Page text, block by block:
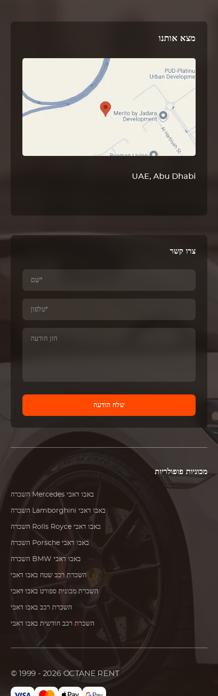
מצא אותנו
UAE, Abu Dhabi
צרו קשר
שלח הודעה
מכוניות פופולריות
Mercedes באבו דאבי
Lamborghini באבו דאבי
Rolls Royce באבו דאבי
Porsche באבו דאבי
BMW באבו דאבי
השכרת רכב שטח באבו דאבי
השכרת מכונית ספורט באבו דאבי
השכרת רכב באבו דאבי
השכרת רכב חודשית באבו דאבי
© 1999 - 2026 OCTANE RENT